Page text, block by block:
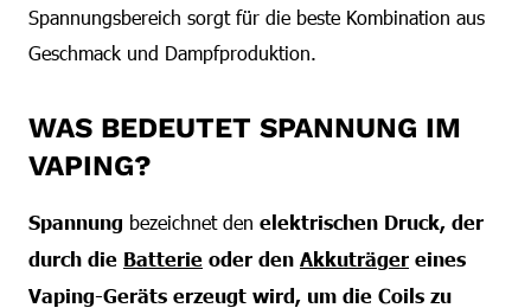
Spannungsbereich sorgt für die beste Kombination aus
Geschmack und Dampfproduktion.
WAS BEDEUTET SPANNUNG IM
VAPING?
Spannung bezeichnet den elektrischen Druck, der
durch die Batterie oder den Akkuträger eines
Vaping-Geräts erzeugt wird, um die Coils zu